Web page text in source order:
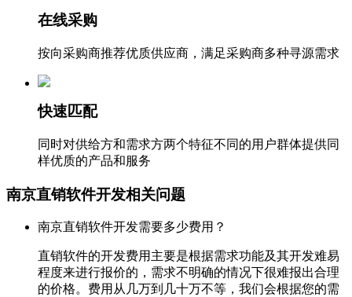
在线采购
按向采购商推荐优质供应商，满足采购商多种寻源需求
快速匹配
同时对供给方和需求方两个特征不同的用户群体提供同
样优质的产品和服务
南京直销软件开发相关问题
南京直销软件开发需要多少费用？
直销软件的开发费用主要是根据需求功能及其开发难易
程度来进行报价的，需求不明确的情况下很难报出合理
的价格。费用从几万到几十万不等，我们会根据您的需